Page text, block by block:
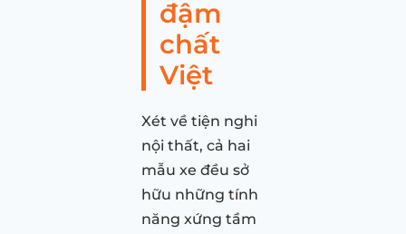
đậm
chất
Việt
Xét về tiện nghi
nội thất, cả hai
mẫu xe đều sở
hữu những tính
năng xứng tầm